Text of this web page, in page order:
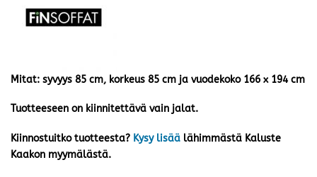
Mitat: syvyys 85 cm, korkeus 85 cm ja vuodekoko 166 x 194 cm
Tuotteeseen on kiinnitettävä vain jalat.
Kiinnostuitko tuotteesta? Kysy lisää lähimmästä Kaluste
Kaakon myymälästä.